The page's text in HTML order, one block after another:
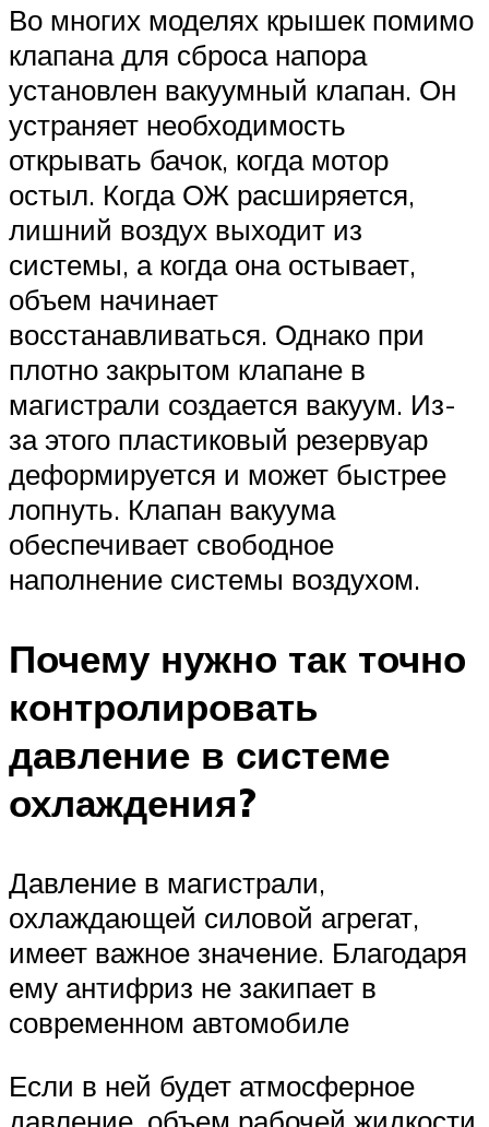
Во многих моделях крышек помимо
клапана для сброса напора
установлен вакуумный клапан. Он
устраняет необходимость
открывать бачок, когда мотор
остыл. Когда ОЖ расширяется,
лишний воздух выходит из
системы, а когда она остывает,
объем начинает
восстанавливаться. Однако при
плотно закрытом клапане в
магистрали создается вакуум. Из-
за этого пластиковый резервуар
деформируется и может быстрее
лопнуть. Клапан вакуума
обеспечивает свободное
наполнение системы воздухом.
Почему нужно так точно
контролировать
давление в системе
охлаждения?
Давление в магистрали,
охлаждающей силовой агрегат,
имеет важное значение. Благодаря
ему антифриз не закипает в
современном автомобиле
Если в ней будет атмосферное